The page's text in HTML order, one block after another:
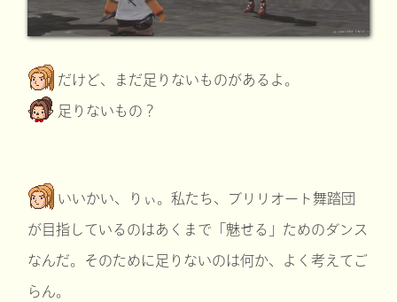
だけど、まだ足りないものがあるよ。
足りないもの？
いいかい、りぃ。私たち、ブリリオート舞踏団
が目指しているのはあくまで「魅せる」ためのダンス
なんだ。そのために足りないのは何か、よく考えてご
らん。